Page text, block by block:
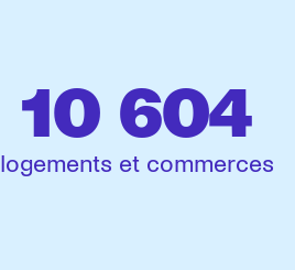
10 604
logements et commerces